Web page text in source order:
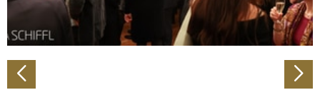
Partner führen diese Informationen möglicherweise mit
weiteren Daten zusammen, die Sie ihnen bereitgestellt
haben oder die sie im Rahmen Ihrer Nutzung der Dienste
gesammelt haben.